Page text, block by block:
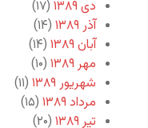
دی ۱۳۸۹
(۱۷)
آذر ۱۳۸۹
(۱۴)
آبان ۱۳۸۹
(۱۴)
مهر ۱۳۸۹
(۱۰)
شهریور ۱۳۸۹
(۱۱)
مرداد ۱۳۸۹
(۱۵)
تیر ۱۳۸۹
(۲۰)